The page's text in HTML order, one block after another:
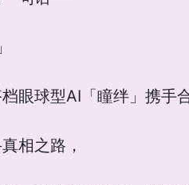
眼球型AI「瞳绊」携手
相之路，